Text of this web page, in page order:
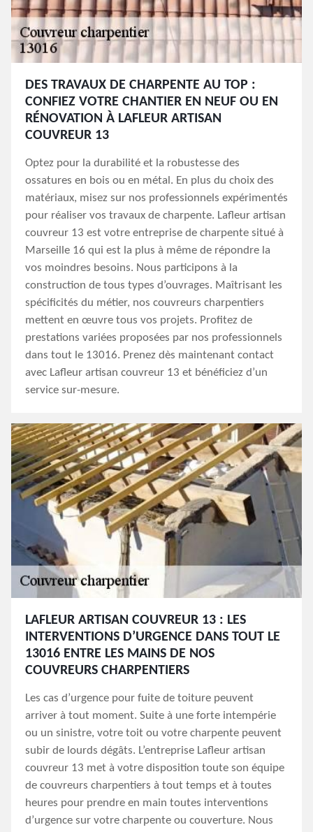
DES TRAVAUX DE CHARPENTE AU TOP :
CONFIEZ VOTRE CHANTIER EN NEUF OU EN
RÉNOVATION À LAFLEUR ARTISAN
COUVREUR 13
Optez pour la durabilité et la robustesse des
ossatures en bois ou en métal. En plus du choix des
matériaux, misez sur nos professionnels expérimentés
pour réaliser vos travaux de charpente. Lafleur artisan
couvreur 13 est votre entreprise de charpente situé à
Marseille 16 qui est la plus à même de répondre la
vos moindres besoins. Nous participons à la
construction de tous types d’ouvrages. Maîtrisant les
spécificités du métier, nos couvreurs charpentiers
mettent en œuvre tous vos projets. Profitez de
prestations variées proposées par nos professionnels
dans tout le 13016. Prenez dès maintenant contact
avec Lafleur artisan couvreur 13 et bénéficiez d’un
service sur-mesure.
LAFLEUR ARTISAN COUVREUR 13 : LES
INTERVENTIONS D’URGENCE DANS TOUT LE
13016 ENTRE LES MAINS DE NOS
COUVREURS CHARPENTIERS
Les cas d’urgence pour fuite de toiture peuvent
arriver à tout moment. Suite à une forte intempérie
ou un sinistre, votre toit ou votre charpente peuvent
subir de lourds dégâts. L’entreprise Lafleur artisan
couvreur 13 met à votre disposition toute son équipe
de couvreurs charpentiers à tout temps et à toutes
heures pour prendre en main toutes interventions
d’urgence sur votre charpente ou couverture. Nous